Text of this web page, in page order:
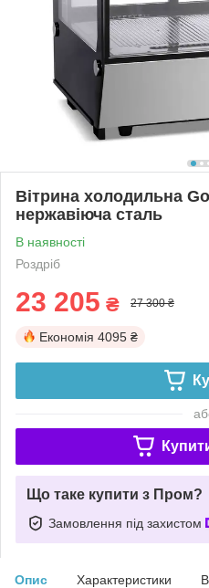
Вітрина холодильна
нержавіюча сталь
В наявності
Роздріб
23 205 ₴ 27 300 ₴
Економія 4095 ₴
Що таке купити з Пром?
Замовлення під захистом
Опис Характеристики